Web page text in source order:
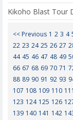
Kikoho Blast Tour
<< Previous 1 2 3 4
22 23 24 25 26 27
44 45 46 47 48 49
66 67 68 69 70 71
88 89 90 91 92 93
107 108 109 110 111
123 124 125 126
139 140 141 142